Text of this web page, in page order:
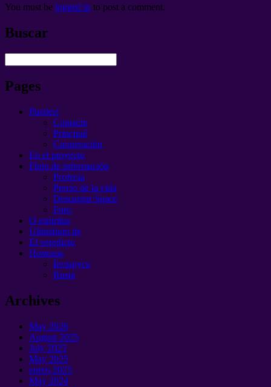
You must be logged in to post a comment.
Buscar
Pages
Puedes!
Contacto
Principal
Cooperación
En el proyecto
Flujo de información
Profecía
Precio de la vida
Descargar Space
Foro
O espíritus
Ultimátum de
El veredicto
Помощь
Беларусь
Rusia
Archives
May 2026
August 2025
July 2025
May 2025
enero 2025
May 2024